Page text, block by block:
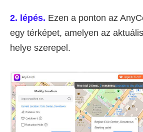
2. lépés. Ezen a ponton az
egy térképet, amelyen az
helye szerepel.